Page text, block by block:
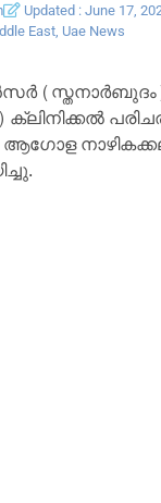
Updated : June 17,
East Uae News
(സ്തനാർബുദം)
ക്ലിനിക്കൽ